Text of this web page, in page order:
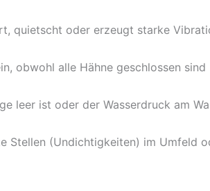
quietscht oder erzeugt starke
obwohl alle Hähne geschlossen
leer ist oder der Wasserdruck am
Stellen (Undichtigkeiten) im Umfeld